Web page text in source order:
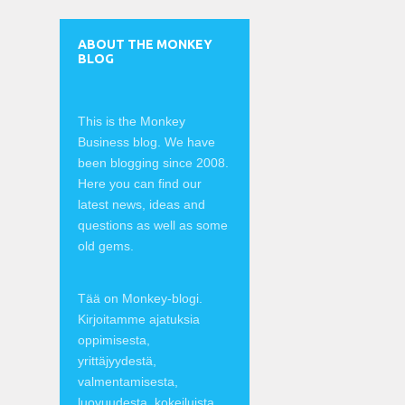
ABOUT THE MONKEY
BLOG
This is the Monkey
Business blog. We have
been blogging since 2008.
Here you can find our
latest news, ideas and
questions as well as some
old gems.
Tää on Monkey-blogi.
Kirjoitamme ajatuksia
oppimisesta,
yrittäjyydestä,
valmentamisesta,